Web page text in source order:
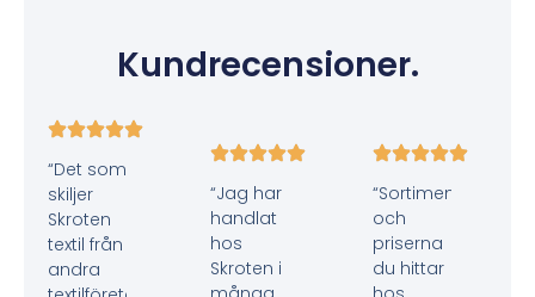
Kundrecensioner.
“Det som
skiljer
Skroten
textil från
andra
“Jag har
handlat
hos
Skroten i
“Sortimentet
och
priserna
du hittar